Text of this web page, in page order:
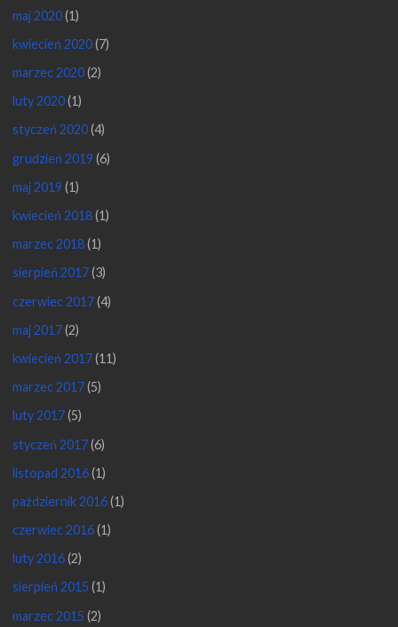
maj 2020(1)
kwiecień 2020(7)
marzec 2020(2)
luty 2020(1)
styczeń 2020(4)
grudzień 2019 (6)
maj 2019 (1)
kwiecień 2018(1)
marzec 2018(1)
sierpień 2017(3)
czerwiec 2017(4)
maj 2017(2)
kwiecień 2017(11)
marzec 2017(5)
luty 2017(5)
styczeń 2017(6)
listopad 2016(1)
październik 2016(1)
czerwiec 2016(1)
luty 2016(2)
sierpień 2015 (1)
marzec 2015 (2)